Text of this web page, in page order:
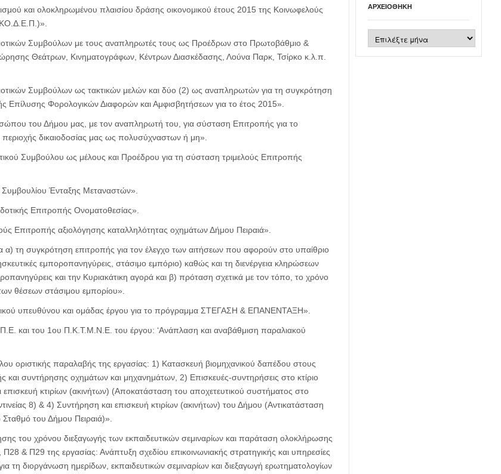
και ολοκληρωμένου πλαισίου δράσης οικονομικού έτους 2015 της Κοινωφελούς
(ΚΟ.Δ.Ε.Π.)».
Συμβούλων με τους αναπληρωτές τους ως Προέδρων στο Πρωτοβάθμιο &
Θεάτρων, Κινηματογράφων, Κέντρων Διασκέδασης, Λούνα Παρκ, Τσίρκο κ.λ.π.
Συμβούλων ως τακτικών μελών και δύο (2) ως αναπληρωτών για τη συγκρότηση
Επίλυσης Φορολογικών Διαφορών και Αμφισβητήσεων για το έτος 2015».
του Δήμου μας, με τον αναπληρωτή του, για σύσταση Επιτροπής για το
δικαιοδοσίας μας ως πολυσύχναστων ή μη».
Συμβούλου ως μέλους και Προέδρου για τη σύσταση τριμελούς Επιτροπής
Ένταξης Μεταναστών».
Επιτροπής Ονοματοθεσίας».
Επιτροπής αξιολόγησης καταλληλότητας οχημάτων Δήμου Πειραιά».
τη συγκρότηση επιτροπής για τον έλεγχο των αιτήσεων που αφορούν στο υπαίθριο
εμποροπανηγύρεις, στάσιμο εμπόριο) καθώς και τη διενέργεια κληρώσεων
και την Κυριακάτικη αγορά και β) πρόταση σχετικά με τον τόπο, το χρόνο
θέσεων στάσιμου εμπορίου».
υπευθύνου και ομάδας έργου για το πρόγραμμα ΣΤΕΓΑΣΗ & ΕΠΑΝΕΝΤΑΞΗ».
και του 1ου Π.Κ.Τ.Μ.Ν.Ε. του έργου: ‘Ανάπλαση και αναβάθμιση παραλιακού
οριστικής παραλαβής της εργασίας: 1) Κατασκευή βιομηχανικού δαπέδου στους
και συντήρησης οχημάτων και μηχανημάτων, 2) Επισκευές-συντηρήσεις στο κτίριο
κτιρίων (ακινήτων) (Αποκατάσταση του αποχετευτικού συστήματος στο
8) & 4) Συντήρηση και επισκευή κτιρίων (ακινήτων) του Δήμου (Αντικατάσταση
του Δήμου Πειραιά)».
του χρόνου διεξαγωγής των εκπαιδευτικών σεμιναρίων και παράταση ολοκλήρωσης
& Π29 της εργασίας: Ανάπτυξη σχεδίου επικοινωνιακής στρατηγικής και υπηρεσίες
τη διοργάνωση ημερίδων, εκπαιδευτικών σεμιναρίων και διεξαγωγή ερωτηματολογίων
ΑΡΧΕΙΟΘΉΚΗ